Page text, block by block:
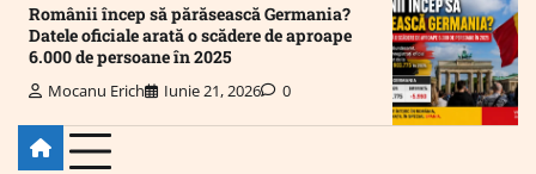
Românii încep să părăsească Germania?
Datele oficiale arată o scădere de aproape
6.000 de persoane în 2025
Mocanu Erich Iunie 21, 2026 0